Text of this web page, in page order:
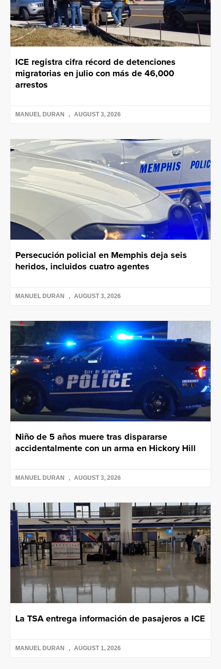
ICE registra cifra récord de detenciones
migratorias en julio con más de 46,000
arrestos
MANUEL DURAN AUGUST 3, 2026
Persecución policial en Memphis deja seis
heridos, incluidos cuatro agentes
MANUEL DURAN AUGUST 3, 2026
Niño de 5 años muere tras dispararse
accidentalmente con un arma en Hickory Hill
MANUEL DURAN AUGUST 3, 2026
La TSA entrega información de pasajeros a ICE
MANUEL DURAN AUGUST 1, 2026